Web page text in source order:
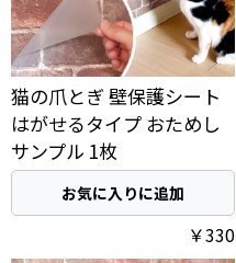
猫の爪とぎ 壁保護シート
はがせるタイプ おためし
サンプル 1枚
お気に入りに追加
￥330